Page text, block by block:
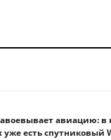
авиацию: в
есть спутниковый